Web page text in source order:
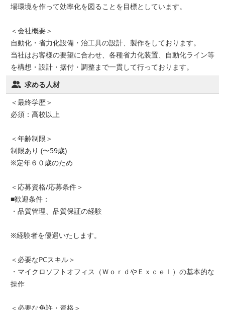
場環境を作って効率化を図ることを目標としています。
＜会社概要＞
自動化・省力化設備・治工具の設計、製作をしております。
当社はお客様の要望に合わせ、各種省力化装置、自動化ライン等
を構想・設計・据付・調整まで一貫して行っております。
求める人材
＜最終学歴＞
必須：高校以上
＜年齢制限＞
制限あり (〜59歳)
※定年６０歳のため
＜応募資格/応募条件＞
■歓迎条件：
・品質管理、品質保証の経験
※経験者を優遇いたします。
＜必要なPCスキル＞
・マイクロソフトオフィス（ＷｏｒｄやＥｘｃｅｌ）の基本的な
操作
＜必要な免許・資格＞